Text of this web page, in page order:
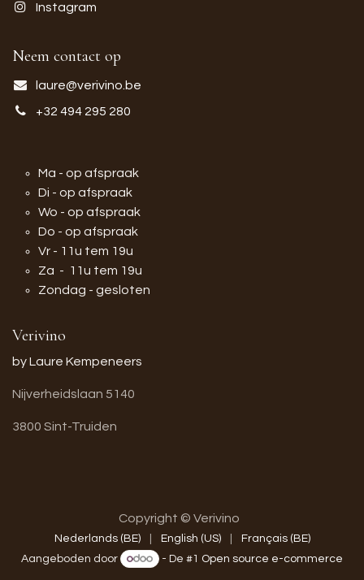
Instagram
Neem contact op
laure@verivino.be
+32 494 295 280
Ma - op afspraak
Di - op afspraak
Wo - op afspraak
Do - op afspraak
Vr - 11u tem 19u
Za - 11u tem 19u
Zondag - gesloten
Verivino
by Laure Kempeneers
Nijverheidslaan 5140
3800 Sint-Truiden
Copyright © Verivino
Nederlands (BE) English (US)
Français (BE)
Aangeboden door
- De #1 Open source e-commerce